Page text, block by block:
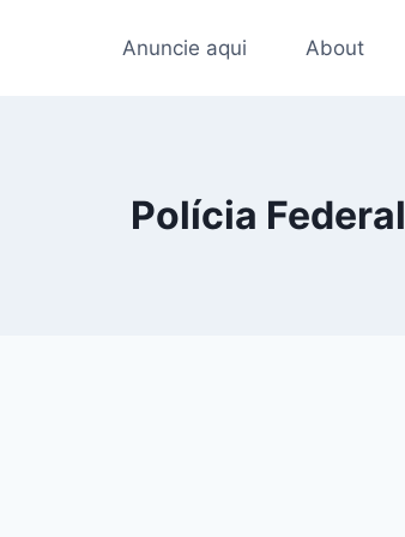
Anuncie aqui About
Polícia Federal